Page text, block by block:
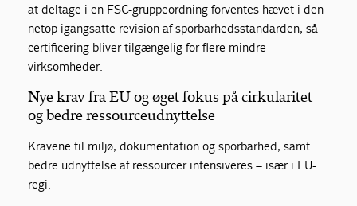
at deltage i en FSC-gruppeordning forventes hævet i den
netop igangsatte revision af sporbarhedsstandarden, så
certificering bliver tilgængelig for flere mindre
virksomheder.
Nye krav fra EU og øget fokus på cirkularitet
og bedre ressourceudnyttelse
Kravene til miljø, dokumentation og sporbarhed, samt
bedre udnyttelse af ressourcer intensiveres – især i EU-
regi.